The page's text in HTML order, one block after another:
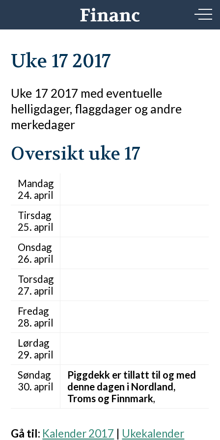
Uke 17 2017
Uke 17 2017 med eventuelle
helligdager, flaggdager og andre
merkedager
Oversikt uke 17
Mandag
24. april
Tirsdag
25. april
Onsdag
26. april
Torsdag
27. april
Fredag
28. april
Lørdag
29. april
Søndag
30. april
Piggdekk er tillatt til og med
denne dagen i Nordland,
Troms og Finnmark,
Gå til: Kalender 2017 Ukekalender